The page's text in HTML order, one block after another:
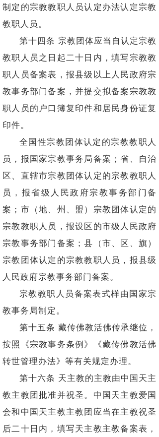
制定的宗教教职人员认定办法认定宗教
教职人员。
第十四条 宗教团体应当自认定宗教
教职人员之日起二十日内，填写宗教教
职人员备案表，报县级以上人民政府宗
教事务部门备案，并提交拟备案宗教教
职人员的户口簿复印件和居民身份证复
印件。
全国性宗教团体认定的宗教教职人
员，报国家宗教事务局备案；省、自治
区、直辖市宗教团体认定的宗教教职人
员，报省级人民政府宗教事务部门备
案；市（地、州、盟）宗教团体认定的
宗教教职人员，报设区的市级人民政府
宗教事务部门备案；县（市、区、旗）
宗教团体认定的宗教教职人员，报县级
人民政府宗教事务部门备案。
宗教教职人员备案表式样由国家宗
教事务局制定。
第十五条 藏传佛教活佛传承继位，
按照《宗教事务条例》《藏传佛教活佛
转世管理办法》等有关规定办理。
第十六条 天主教的主教由中国天主
教主教团批准并祝圣。中国天主教爱国
会和中国天主教主教团应当在主教祝圣
后二十日内，填写天主教主教备案表，